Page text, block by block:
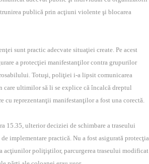
publică prin acţiuni violente şi blocarea
sunt practic adecvate situaţiei create. Pe acest
a protecţiei manifestanţilor contra grupurilor
Totuşi, poliţiei i-a lipsit comunicarea
ultimilor să li se explice că încalcă dreptul
cu reprezentanţii manifestanţilor a fost una corectă.
15.35, ulterior deciziei de schimbare a traseului
implementare practică. Nu a fost asigurată protecţia
acţiunilor poliţiştilor, parcurgerea traseului modificat